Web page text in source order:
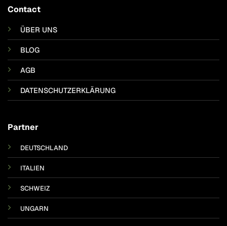
Contact
ÜBER UNS
BLOG
AGB
DATENSCHUTZERKLÄRUNG
Partner
DEUTSCHLAND
ITALIEN
SCHWEIZ
UNGARN